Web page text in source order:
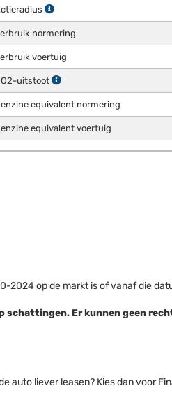
normering
voertuig
uitstoot
equivalent normering
equivalent voertuig
2024 op de markt is of vanaf die
schattingen. Er kunnen geen
liever leasen? Kies dan voor